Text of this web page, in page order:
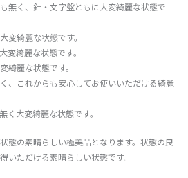
無く、針・文字盤ともに大変綺麗な状態で
変綺麗な状態です。
変綺麗な状態です。
綺麗な状態です。
、これからも安心してお使いいただける綺麗
く大変綺麗な状態です。
態の素晴らしい極美品となります。状態の良
いただける素晴らしい状態です。